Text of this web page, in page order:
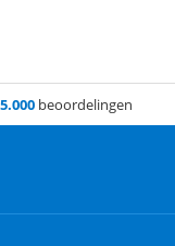
beoordelingen